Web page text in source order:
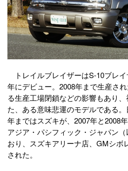
トレイルブレイザーはS-10ブレ
年にデビュー。2008年まで生産さ
る生産工場閉鎖などの影響もあり
た、ある意味悲運のモデルである
年まではスズキが、2007年と2008
アジア・パシフィック・ジャパン
おり、スズキアリーナ店、GMシボ
された。